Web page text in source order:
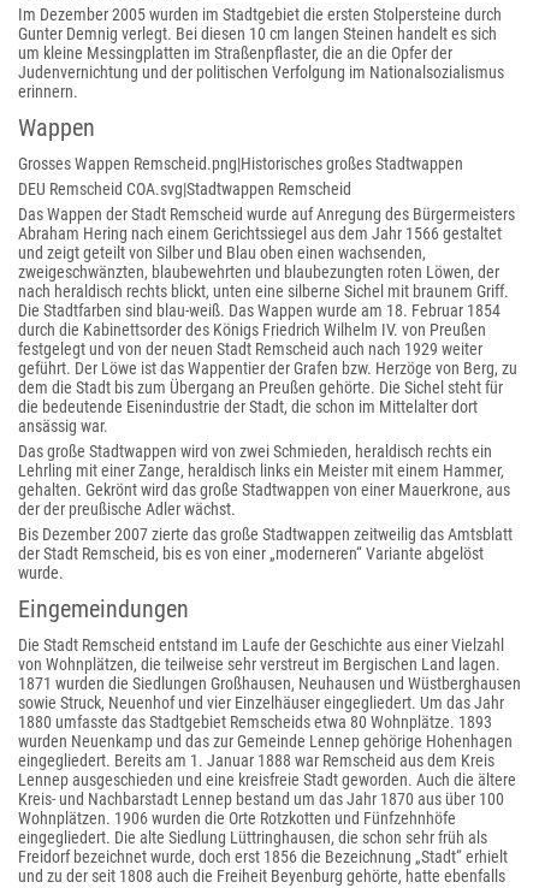
Im Dezember 2005 wurden im Stadtgebiet die ersten Stolpersteine durch
Gunter Demnig verlegt. Bei diesen 10 cm langen Steinen handelt es sich
um kleine Messingplatten im Straßenpflaster, die an die Opfer der
Judenvernichtung und der politischen Verfolgung im Nationalsozialismus
erinnern.
Wappen
Grosses Wappen Remscheid.png|Historisches großes Stadtwappen
DEU Remscheid COA.svg|Stadtwappen Remscheid
Das Wappen der Stadt Remscheid wurde auf Anregung des Bürgermeisters
Abraham Hering nach einem Gerichtssiegel aus dem Jahr 1566 gestaltet
und zeigt geteilt von Silber und Blau oben einen wachsenden,
zweigeschwänzten, blaubewehrten und blaubezungten roten Löwen, der
nach heraldisch rechts blickt, unten eine silberne Sichel mit braunem Griff.
Die Stadtfarben sind blau-weiß. Das Wappen wurde am 18. Februar 1854
durch die Kabinettsorder des Königs Friedrich Wilhelm IV. von Preußen
festgelegt und von der neuen Stadt Remscheid auch nach 1929 weiter
geführt. Der Löwe ist das Wappentier der Grafen bzw. Herzöge von Berg, zu
dem die Stadt bis zum Übergang an Preußen gehörte. Die Sichel steht für
die bedeutende Eisenindustrie der Stadt, die schon im Mittelalter dort
ansässig war.
Das große Stadtwappen wird von zwei Schmieden, heraldisch rechts ein
Lehrling mit einer Zange, heraldisch links ein Meister mit einem Hammer,
gehalten. Gekrönt wird das große Stadtwappen von einer Mauerkrone, aus
der der preußische Adler wächst.
Bis Dezember 2007 zierte das große Stadtwappen zeitweilig das Amtsblatt
der Stadt Remscheid, bis es von einer „moderneren“ Variante abgelöst
wurde.
Eingemeindungen
Die Stadt Remscheid entstand im Laufe der Geschichte aus einer Vielzahl
von Wohnplätzen, die teilweise sehr verstreut im Bergischen Land lagen.
1871 wurden die Siedlungen Großhausen, Neuhausen und Wüstberghausen
sowie Struck, Neuenhof und vier Einzelhäuser eingegliedert. Um das Jahr
1880 umfasste das Stadtgebiet Remscheids etwa 80 Wohnplätze. 1893
wurden Neuenkamp und das zur Gemeinde Lennep gehörige Hohenhagen
eingegliedert. Bereits am 1. Januar 1888 war Remscheid aus dem Kreis
Lennep ausgeschieden und eine kreisfreie Stadt geworden. Auch die ältere
Kreis- und Nachbarstadt Lennep bestand um das Jahr 1870 aus über 100
Wohnplätzen. 1906 wurden die Orte Rotzkotten und Fünfzehnhöfe
eingegliedert. Die alte Siedlung Lüttringhausen, die schon sehr früh als
Freidorf bezeichnet wurde, doch erst 1856 die Bezeichnung „Stadt“ erhielt
und zu der seit 1808 auch die Freiheit Beyenburg gehörte, hatte ebenfalls